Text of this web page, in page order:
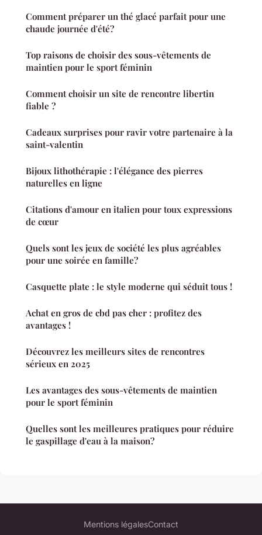
Comment préparer un thé glacé parfait pour une
chaude journée d'été?
Top raisons de choisir des sous-vêtements de
maintien pour le sport féminin
Comment choisir un site de rencontre libertin
fiable ?
Cadeaux surprises pour ravir votre partenaire à la
saint-valentin
Bijoux lithothérapie : l'élégance des pierres
naturelles en ligne
Citations d'amour en italien pour toux expressions
de cœur
Quels sont les jeux de société les plus agréables
pour une soirée en famille?
Casquette plate : le style moderne qui séduit tous !
Achat en gros de cbd pas cher : profitez des
avantages !
Découvrez les meilleurs sites de rencontres
sérieux en 2025
Les avantages des sous-vêtements de maintien
pour le sport féminin
Quelles sont les meilleures pratiques pour réduire
le gaspillage d'eau à la maison?
Mentions légalesContact